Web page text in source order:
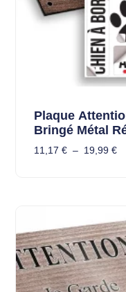
Plaque
Bringé Métal
11,17 € – 19,99 €